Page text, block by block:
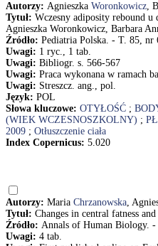
Autorzy: Agnieszka Woronkowicz,
Tytuł: Wczesny adiposity rebound
Agnieszka Woronkowicz, Barbara
Źródło: Pediatria Polska. - T. 85, nr
Uwagi: 1 ryc., 1 tab.
Uwagi: Bibliogr. s. 566-567
Uwagi: Praca wykonana w ramach
Uwagi: Streszcz. ang., pol.
Język: POL
Słowa kluczowe: OTYŁOŚĆ ;
(WIEK WCZESNOSZKOLNY) ;
2009 ; Otłuszczenie ciała
Index Copernicus: 5.020
Autorzy: Maria Chrzanowska,
Tytuł: Changes in central fatness
Źródło: Annals of Human Biology.
Uwagi: 4 tab.